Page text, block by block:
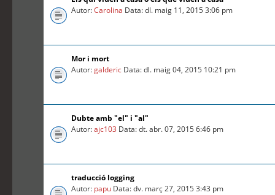
Autor:Carolina Data: dl. maig 11, 2015 3:06 pm
Mor i mort
Autor:galderic Data: dl. maig 04, 2015 10:21 pm
Dubte amb "el" i "al"
Autor:ajc103 Data: dt. abr. 07, 2015 6:46 pm
traducció logging
Autor: papu Data: dv. març 27, 2015 3:43 pm